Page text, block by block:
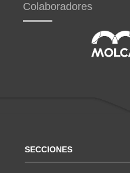
Colaboradores
SECCIONES